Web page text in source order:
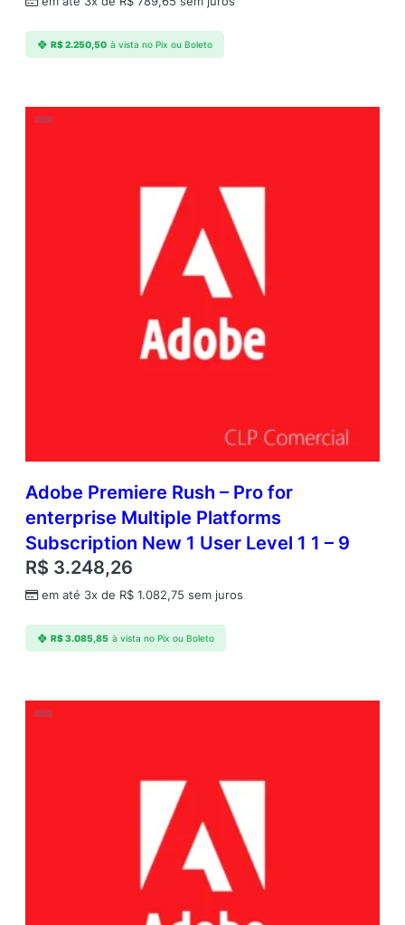
R$2.250,50 à vista no Pix ou Boleto
Adobe Premiere Rush – Pro for
enterprise Multiple Platforms
Subscription New 1 User Level 1 1 – 9
R$ 3.248,26
em até 3x de R$ 1.082,75 sem juros
R$3.085,85 à vista no Pix ou Boleto